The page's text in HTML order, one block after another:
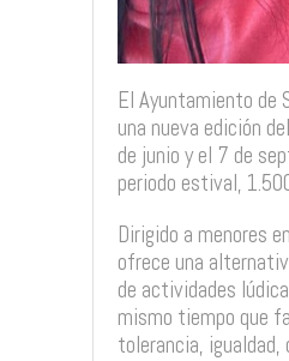
El Ayuntamiento de
una nueva edición
de junio y el 7 de
periodo estival,
Dirigido a menores
ofrece una
de actividades
mismo tiempo que
tolerancia, igualdad,